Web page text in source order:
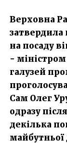
Верховна
затвердила
на посаду
-
галузей
Сам Олег
одразу
декілька
майбутньої